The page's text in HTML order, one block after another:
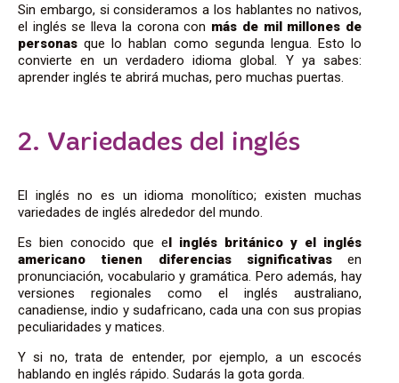
Sin embargo, si consideramos a los hablantes no nativos,
el inglés se lleva la corona con más de mil millones de
personas que lo hablan como segunda lengua. Esto lo
convierte en un verdadero idioma global. Y ya sabes:
aprender inglés te abrirá muchas, pero muchas puertas.
2. Variedades del inglés
El inglés no es un idioma monolítico; existen muchas
variedades de inglés alrededor del mundo.
Es bien conocido que el inglés británico y el inglés
americano tienen diferencias significativasen
pronunciación, vocabulario y gramática. Pero además, hay
versiones regionales como el inglés australiano,
canadiense, indio y sudafricano, cada una con sus propias
peculiaridades y matices.
Y si no, trata de entender, por ejemplo, a un escocés
hablando en inglés rápido. Sudarás la gota gorda.